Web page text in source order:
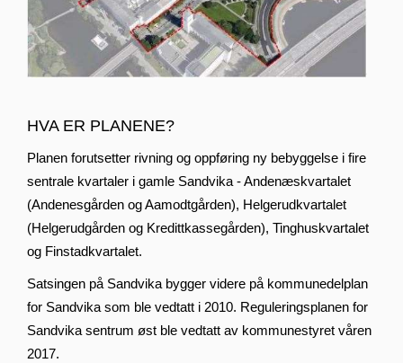
HVA ER PLANENE?
Planen forutsetter rivning og oppføring ny bebyggelse i fire
sentrale kvartaler i gamle Sandvika - Andenæskvartalet
(Andenesgården og Aamodtgården), Helgerudkvartalet
(Helgerudgården og Kredittkassegården), Tinghuskvartalet
og Finstadkvartalet.
Satsingen på Sandvika bygger videre på kommunedelplan
for Sandvika som ble vedtatt i 2010. Reguleringsplanen for
Sandvika sentrum øst ble vedtatt av kommunestyret våren
2017.